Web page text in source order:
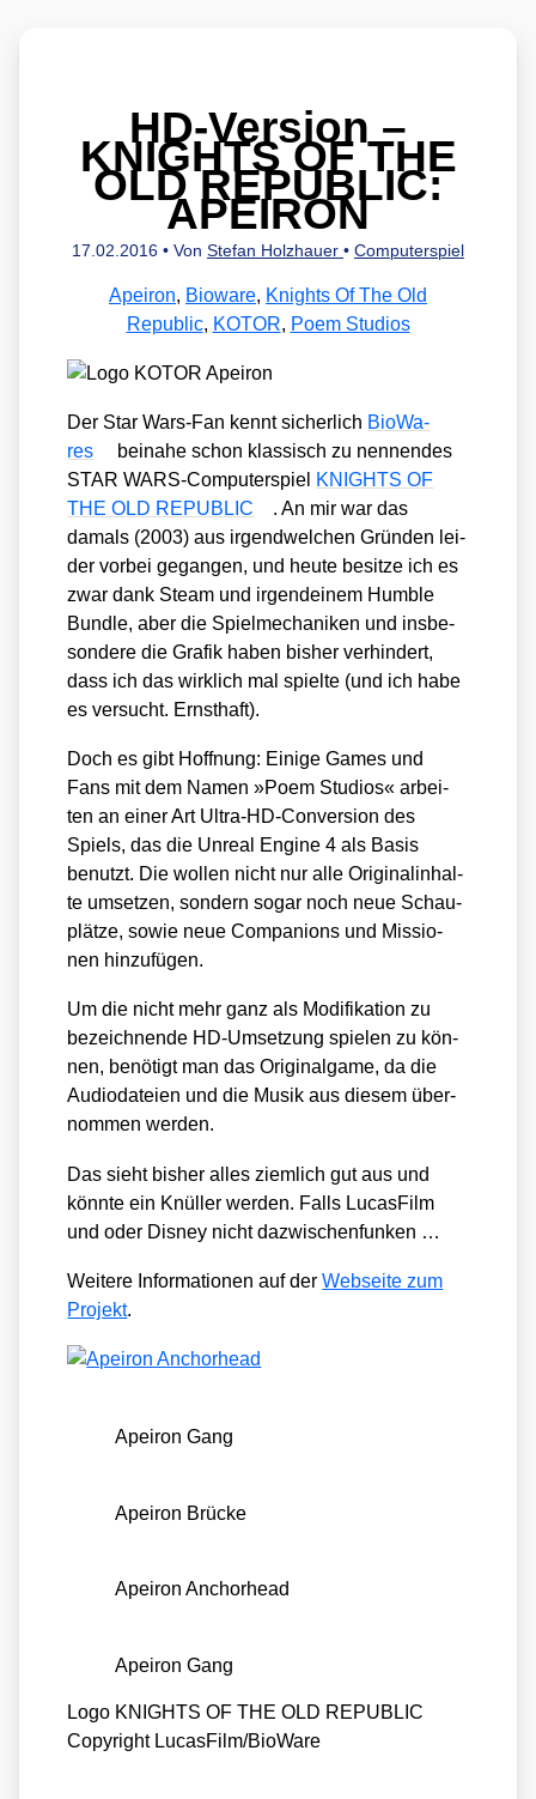
HD-Version –
KNIGHTS OF THE
OLD REPUBLIC:
APEIRON
17.02.2016 • Von Stefan Holzhauer • Computerspiel
Apeiron, Bioware, Knights Of The Old
Republic, KOTOR, Poem Studios
Der Star Wars-Fan kennt sicher­lich Bio­Wa­
res
bei­na­he schon klas­sisch zu nen­nen­des
STAR WARS-Com­pu­ter­spiel KNIGHTS OF
THE OLD REPUBLIC
. An mir war das
damals (2003) aus irgend­wel­chen Grün­den lei­
der vor­bei gegan­gen, und heu­te besit­ze ich es
zwar dank Steam und irgend­ei­nem Hum­ble
Bund­le, aber die Spiel­me­cha­ni­ken und ins­be­
son­de­re die Gra­fik haben bis­her ver­hin­dert,
dass ich das wirk­lich mal spiel­te (und ich habe
es ver­sucht. Ernst­haft).
Doch es gibt Hoff­nung: Eini­ge Games und
Fans mit dem Namen »Poem Stu­di­os« arbei­
ten an einer Art Ultra-HD-Con­ver­si­on des
Spiels, das die Unre­al Engi­ne 4 als Basis
benutzt. Die wol­len nicht nur alle Ori­gi­nal­in­hal­
te umset­zen, son­dern sogar noch neue Schau­
plät­ze, sowie neue Com­pa­n­ions und Mis­sio­
nen hin­zu­fü­gen.
Um die nicht mehr ganz als Modi­fi­ka­ti­on zu
bezeich­nen­de HD-Umset­zung spie­len zu kön­
nen, benö­tigt man das Ori­gi­nal­ga­me, da die
Audio­da­tei­en und die Musik aus die­sem über­
nom­men wer­den.
Das sieht bis­her alles ziem­lich gut aus und
könn­te ein Knül­ler wer­den. Falls Lucas­Film
und oder Dis­ney nicht dazwi­schen­fun­ken …
Wei­te­re Infor­ma­tio­nen auf derWeb­sei­te zum
Pro­jekt.
Apei­ron Gang
Apei­ron Brü­cke
Apei­ron Anchor­head
Apei­ron Gang
Logo KNIGHTS OF THE OLD REPUBLIC
Copy­right LucasFilm/​BioWare